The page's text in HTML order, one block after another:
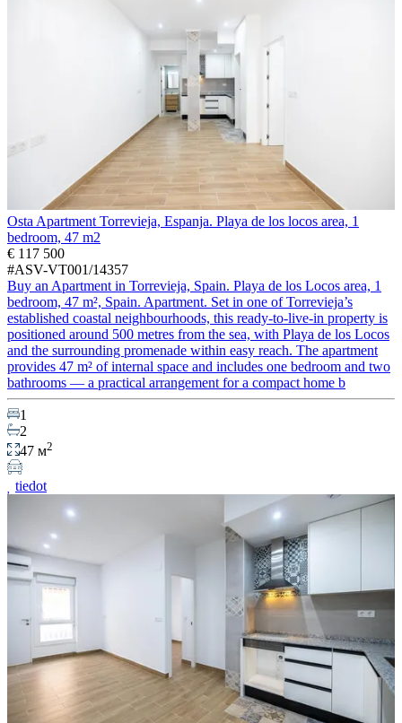
Osta Apartment Torrevieja, Espanja. Playa de los locos area, 1
bedroom, 47 m2
€ 117 500
#ASV-VT001/14357
Buy an Apartment in Torrevieja, Spain. Playa de los Locos area, 1
bedroom, 47 m², Spain. Apartment. Set in one of Torrevieja’s
established coastal neighbourhoods, this ready-to-live-in property is
positioned around 500 metres from the sea, with Playa de los Locos
and the surrounding promenade within easy reach. The apartment
provides 47 m² of internal space and includes one bedroom and two
bathrooms — a practical arrangement for a compact home b
1
2
47 м2
tiedot